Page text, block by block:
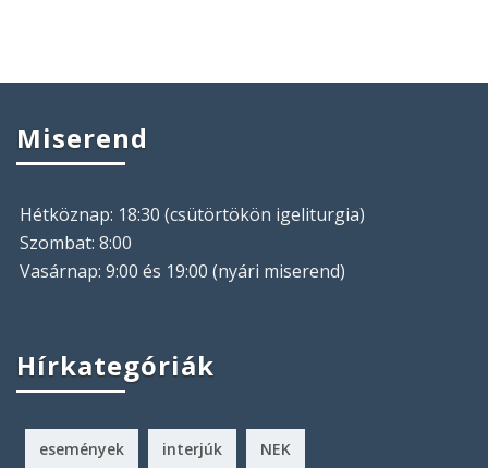
Miserend
Hétköznap: 18:30 (csütörtökön igeliturgia)
Szombat: 8:00
Vasárnap: 9:00 és 19:00 (nyári miserend)
Hírkategóriák
események interjúk NEK